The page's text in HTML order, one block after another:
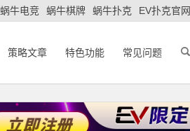
蜗牛电竞 蜗牛棋牌 蜗牛扑克 EV扑克官网
策略文章 特色功能 常见问题